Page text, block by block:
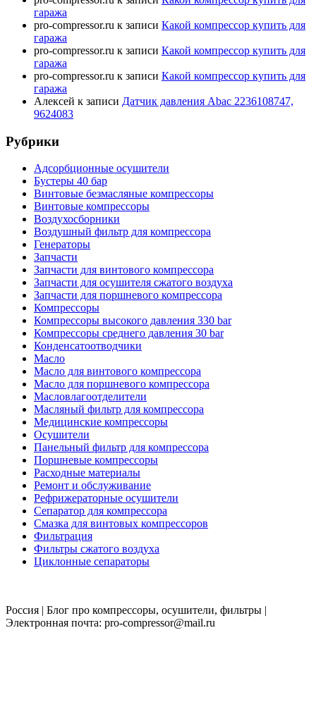
гаража
pro-compressor.ru к записи Какой компрессор купить для
гаража
pro-compressor.ru к записи Какой компрессор купить для
гаража
pro-compressor.ru к записи Какой компрессор купить для
гаража
Алексей к записи Датчик давления Abac 2236108747,
9624083
Рубрики
Адсорбционные осушители
Бустеры 40 бар
Винтовые безмасляные компрессоры
Винтовые компрессоры
Воздухосборники
Воздушный фильтр для компрессора
Генераторы
Запчасти
Запчасти для винтового компрессора
Запчасти для осушителя сжатого воздуха
Запчасти для поршневого компрессора
Компрессоры
Компрессоры высокого давления 330 bar
Компрессоры среднего давления 30 bar
Конденсатоотводчики
Масло
Масло для винтового компрессора
Масло для поршневого компрессора
Масловлагоотделители
Масляный фильтр для компрессора
Медицинские компрессоры
Осушители
Панельный фильтр для компрессора
Поршневые компрессоры
Расходные материалы
Ремонт и обслуживание
Рефрижераторные осушители
Сепаратор для компрессора
Смазка для винтовых компрессоров
Фильтрация
Фильтры сжатого воздуха
Циклонные сепараторы
Россия | Блог про компрессоры, осушители, фильтры |
Электронная почта: pro-compressor@mail.ru